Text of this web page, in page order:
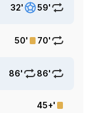
32' 59'
50' 70'
86' 86'
45+'